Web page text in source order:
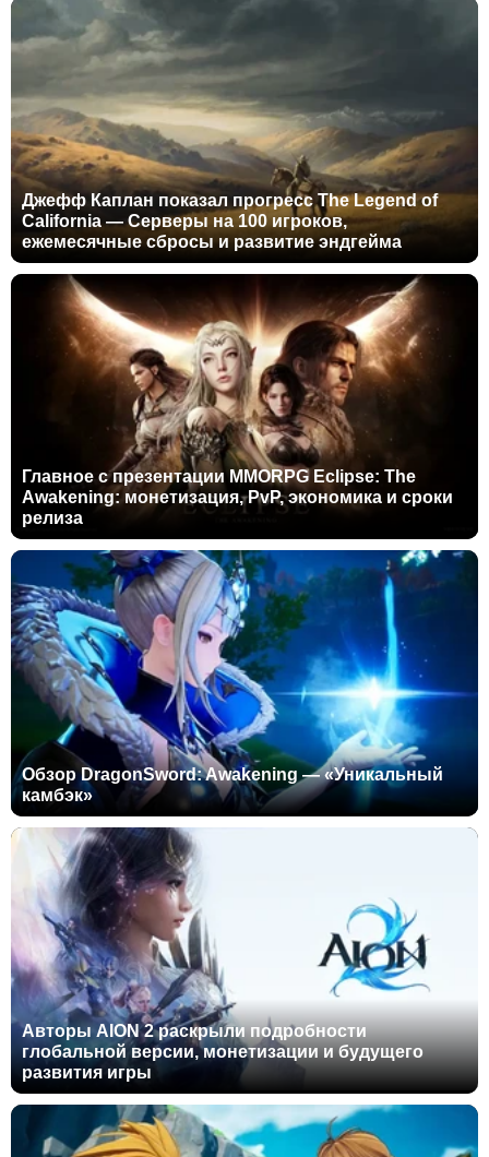
Джефф Каплан показал прогресс The Legend of
California — Серверы на 100 игроков,
ежемесячные сбросы и развитие эндгейма
Главное с презентации MMORPG Eclipse: The
Awakening: монетизация, PvP, экономика и сроки
релиза
Обзор DragonSword: Awakening — «Уникальный
камбэк»
Авторы AION 2 раскрыли подробности
глобальной версии, монетизации и будущего
развития игры